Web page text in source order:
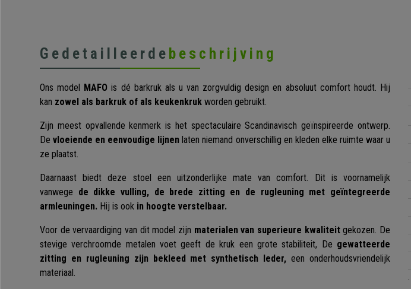
Gedetailleerde beschrijving
Ons model MAFOis dé barkruk als u van zorgvuldig design en absoluut comfort houdt. Hij
kan zowel als barkruk of als keukenkruk worden gebruikt.
Zijn meest opvallende kenmerk is het spectaculaire Scandinavisch geïnspireerde ontwerp.
De vloeiende en eenvoudige lijnen laten niemand onverschillig en kleden elke ruimte waar u
ze plaatst.
Daarnaast biedt deze stoel een uitzonderlijke mate van comfort. Dit is voornamelijk
vanwege de dikke vulling, de brede zitting en de rugleuning met geïntegreerde
armleuningen. Hij is ook in hoogte verstelbaar.
Voor de vervaardiging van dit model zijn materialen van superieure kwaliteitgekozen. De
stevige verchroomde metalen voet geeft de kruk een grote stabiliteit, De gewatteerde
zitting en rugleuning zijn bekleed met synthetisch leder, een onderhoudsvriendelijk
materiaal.
.